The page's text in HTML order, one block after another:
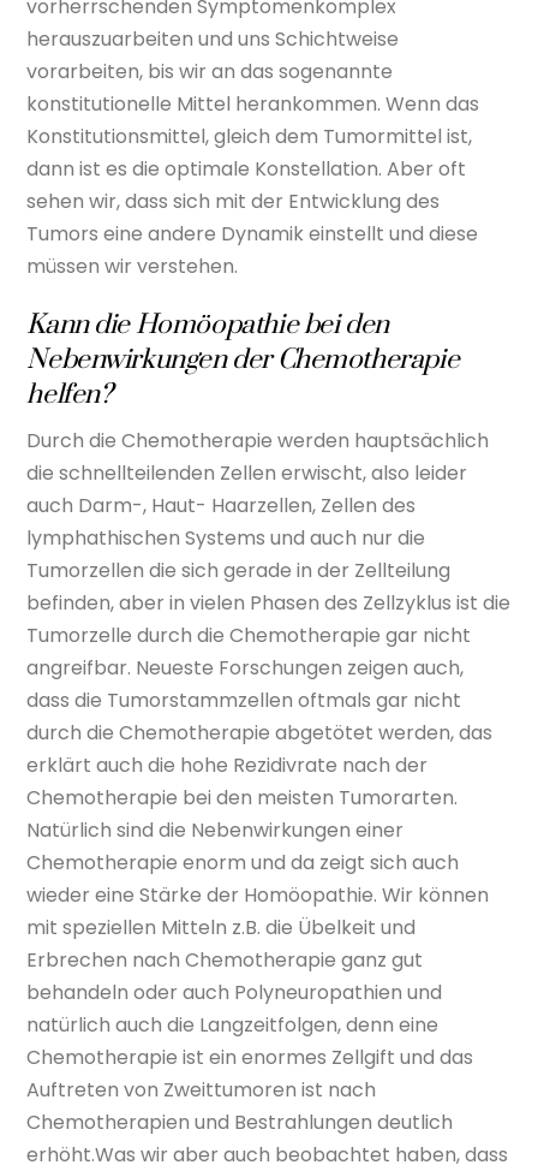
vorherrschenden Symptomenkomplex
herauszuarbeiten und uns Schichtweise
vorarbeiten, bis wir an das sogenannte
konstitutionelle Mittel herankommen. Wenn das
Konstitutionsmittel, gleich dem Tumormittel ist,
dann ist es die optimale Konstellation. Aber oft
sehen wir, dass sich mit der Entwicklung des
Tumors eine andere Dynamik einstellt und diese
müssen wir verstehen.
Kann die Homöopathie bei den
Nebenwirkungen der Chemotherapie
helfen?
Durch die Chemotherapie werden hauptsächlich
die schnellteilenden Zellen erwischt, also leider
auch Darm-, Haut- Haarzellen, Zellen des
lymphathischen Systems und auch nur die
Tumorzellen die sich gerade in der Zellteilung
befinden, aber in vielen Phasen des Zellzyklus ist die
Tumorzelle durch die Chemotherapie gar nicht
angreifbar. Neueste Forschungen zeigen auch,
dass die Tumorstammzellen oftmals gar nicht
durch die Chemotherapie abgetötet werden, das
erklärt auch die hohe Rezidivrate nach der
Chemotherapie bei den meisten Tumorarten.
Natürlich sind die Nebenwirkungen einer
Chemotherapie enorm und da zeigt sich auch
wieder eine Stärke der Homöopathie. Wir können
mit speziellen Mitteln z.B. die Übelkeit und
Erbrechen nach Chemotherapie ganz gut
behandeln oder auch Polyneuropathien und
natürlich auch die Langzeitfolgen, denn eine
Chemotherapie ist ein enormes Zellgift und das
Auftreten von Zweittumoren ist nach
Chemotherapien und Bestrahlungen deutlich
erhöht.Was wir aber auch beobachtet haben, dass